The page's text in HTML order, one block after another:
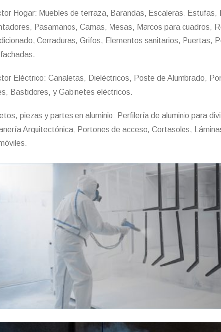
Hogar: Muebles de terraza, Barandas, Escaleras,
Pasamanos, Camas, Mesas, Marcos para cuadros,
Cerraduras, Grifos, Elementos sanitarios, Puertas,
Eléctrico: Canaletas, Dieléctricos, Poste de Alumbrado,
Bastidores, y Gabinetes eléctricos.
piezas y partes en aluminio: Perfilería de aluminio para
Arquitectónica, Portones de acceso, Cortasoles,